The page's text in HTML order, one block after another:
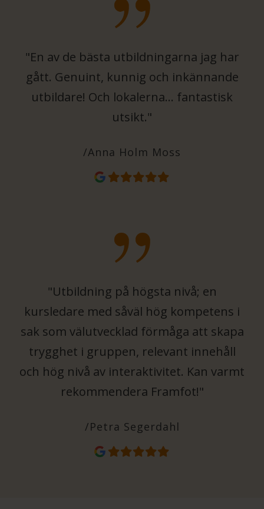
"En av de bästa utbildningarna jag har
gått. Genuint, kunnig och inkännande
utbildare! Och lokalerna… fantastisk
utsikt."
/Anna Holm Moss
"Utbildning på högsta nivå; en
kursledare med såväl hög kompetens i
sak som välutvecklad förmåga att skapa
trygghet i gruppen, relevant innehåll
och hög nivå av interaktivitet. Kan varmt
rekommendera Framfot!"
/Petra Segerdahl